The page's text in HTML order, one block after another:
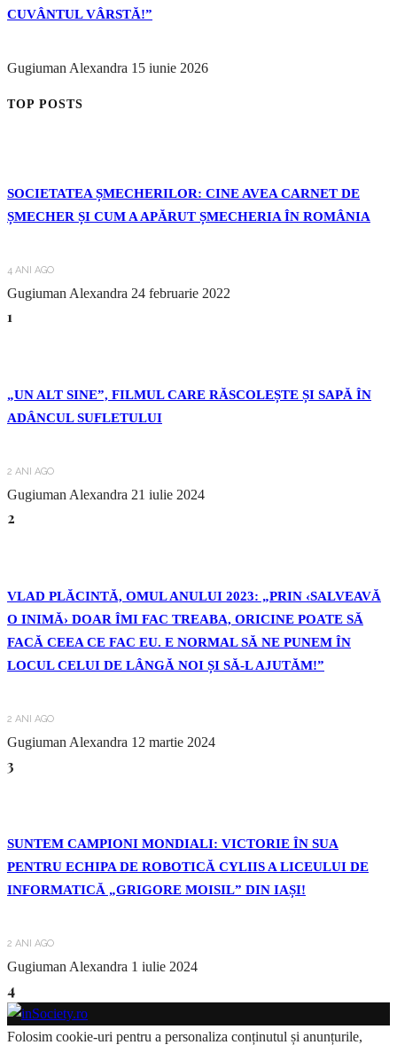
CUVÂNTUL VÂRSTĂ!”
Gugiuman Alexandra 15 iunie 2026
TOP POSTS
SOCIETATEA ȘMECHERILOR: CINE AVEA CARNET DE
ȘMECHER ȘI CUM A APĂRUT ȘMECHERIA ÎN ROMÂNIA
4 ANI AGO
Gugiuman Alexandra 24 februarie 2022
1
„UN ALT SINE”, FILMUL CARE RĂSCOLEȘTE ȘI SAPĂ ÎN
ADÂNCUL SUFLETULUI
2 ANI AGO
Gugiuman Alexandra 21 iulie 2024
2
VLAD PLĂCINTĂ, OMUL ANULUI 2023: „PRIN ‹SALVEAVĂ
O INIMĂ› DOAR ÎMI FAC TREABA, ORICINE POATE SĂ
FACĂ CEEA CE FAC EU. E NORMAL SĂ NE PUNEM ÎN
LOCUL CELUI DE LÂNGĂ NOI ȘI SĂ-L AJUTĂM!”
2 ANI AGO
Gugiuman Alexandra 12 martie 2024
3
SUNTEM CAMPIONI MONDIALI: VICTORIE ÎN SUA
PENTRU ECHIPA DE ROBOTICĂ CYLIIS A LICEULUI DE
INFORMATICĂ „GRIGORE MOISIL” DIN IAȘI!
2 ANI AGO
Gugiuman Alexandra 1 iulie 2024
4
Folosim cookie-uri pentru a personaliza conținutul și anunțurile,